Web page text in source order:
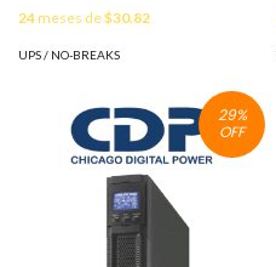
EPU1000RTOL2UMCB
24meses de$30.82
UPS / NO-BREAKS
29%
OFF